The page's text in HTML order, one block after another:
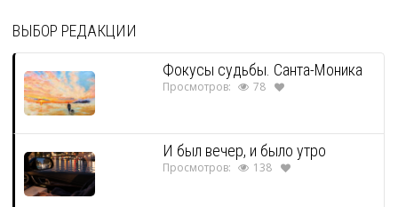
ВЫБОР РЕДАКЦИИ
Фокусы судьбы. Санта-Моника
Просмотров: 78
И был вечер, и было утро
Просмотров: 138